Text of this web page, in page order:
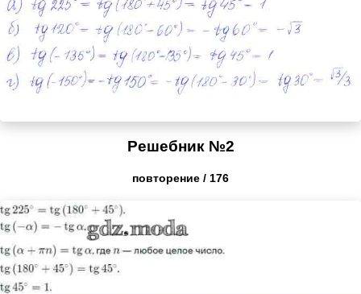
Решебник №2
повторение / 176